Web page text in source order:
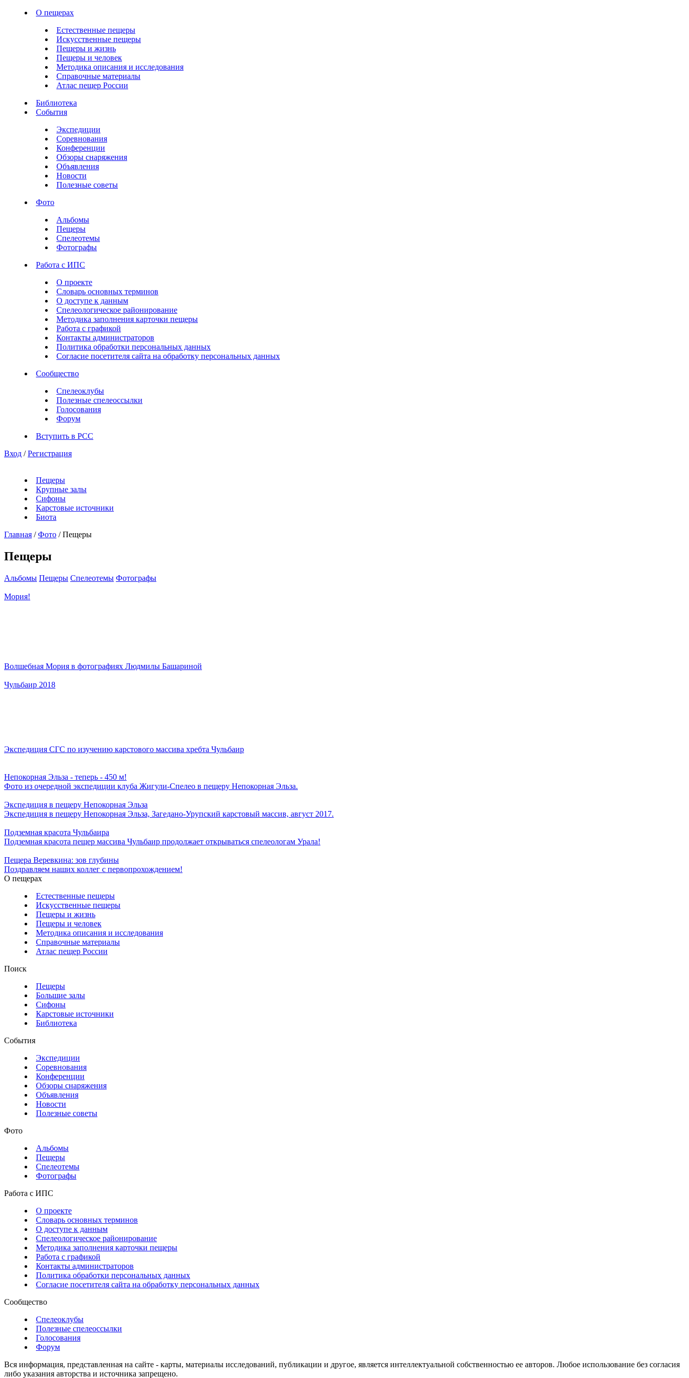
О пещерах
Естественные пещеры
Искусственные пещеры
Пещеры и жизнь
Пещеры и человек
Методика описания и исследования
Справочные материалы
Атлас пещер России
Библиотека
События
Экспедиции
Соревнования
Конференции
Обзоры снаряжения
Объявления
Новости
Полезные советы
Фото
Альбомы
Пещеры
Спелеотемы
Фотографы
Работа с ИПС
О проекте
Словарь основных терминов
О доступе к данным
Спелеологическое районирование
Методика заполнения карточки пещеры
Работа с графикой
Контакты администраторов
Политика обработки персональных данных
Согласие посетителя сайта на обработку персональных данных
Сообщество
Спелеоклубы
Полезные спелеоссылки
Голосования
Форум
Вступить в РСС
Вход / Регистрация
Пещеры
Крупные залы
Сифоны
Карстовые источники
Биота
Главная / Фото / Пещеры
Пещеры
Альбомы Пещеры Спелеотемы Фотографы
Мория!
Волшебная Мория в фотографиях Людмилы Башариной
Чульбаир 2018
Экспедиция СГС по изучению карстового массива хребта Чульбаир
Непокорная Эльза - теперь - 450 м!
Фото из очередной экспедиции клуба Жигули-Спелео в пещеру Непокорная Эльза.
Экспедиция в пещеру Непокорная Эльза
Экспедиция в пещеру Непокорная Эльза, Загедано-Урупский карстовый массив, август 2017.
Подземная красота Чульбаира
Подземная красота пещер массива Чульбаир продолжает открываться спелеологам Урала!
Пещера Веревкина: зов глубины
Поздравляем наших коллег с первопрохождением!
О пещерах
Естественные пещеры
Искусственные пещеры
Пещеры и жизнь
Пещеры и человек
Методика описания и исследования
Справочные материалы
Атлас пещер России
Поиск
Пещеры
Большие залы
Сифоны
Карстовые источники
Библиотека
События
Экспедиции
Соревнования
Конференции
Обзоры снаряжения
Объявления
Новости
Полезные советы
Фото
Альбомы
Пещеры
Спелеотемы
Фотографы
Работа с ИПС
О проекте
Словарь основных терминов
О доступе к данным
Спелеологическое районирование
Методика заполнения карточки пещеры
Работа с графикой
Контакты администраторов
Политика обработки персональных данных
Согласие посетителя сайта на обработку персональных данных
Сообщество
Спелеоклубы
Полезные спелеоссылки
Голосования
Форум
Вся информация, представленная на сайте - карты, материалы исследований, публикации и другое, является интеллектуальной собственностью ее авторов. Любое использование без согласия
либо указания авторства и источника запрещено.